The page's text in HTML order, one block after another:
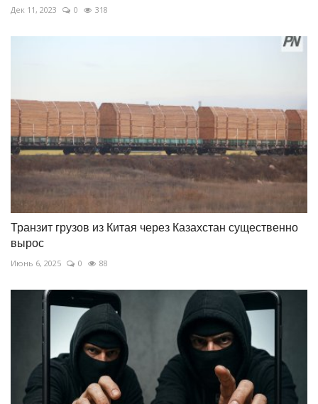
Дек 11, 2023 0 318
Транзит грузов из Китая через Казахстан существенно
вырос
Июнь 6, 2025 0 88